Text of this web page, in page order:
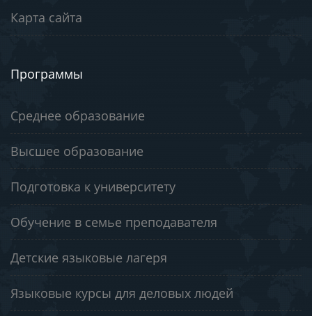
Карта сайта
Программы
Среднее образование
Высшее образование
Подготовка к университету
Обучение в семье преподавателя
Детские языковые лагеря
Языковые курсы для деловых людей